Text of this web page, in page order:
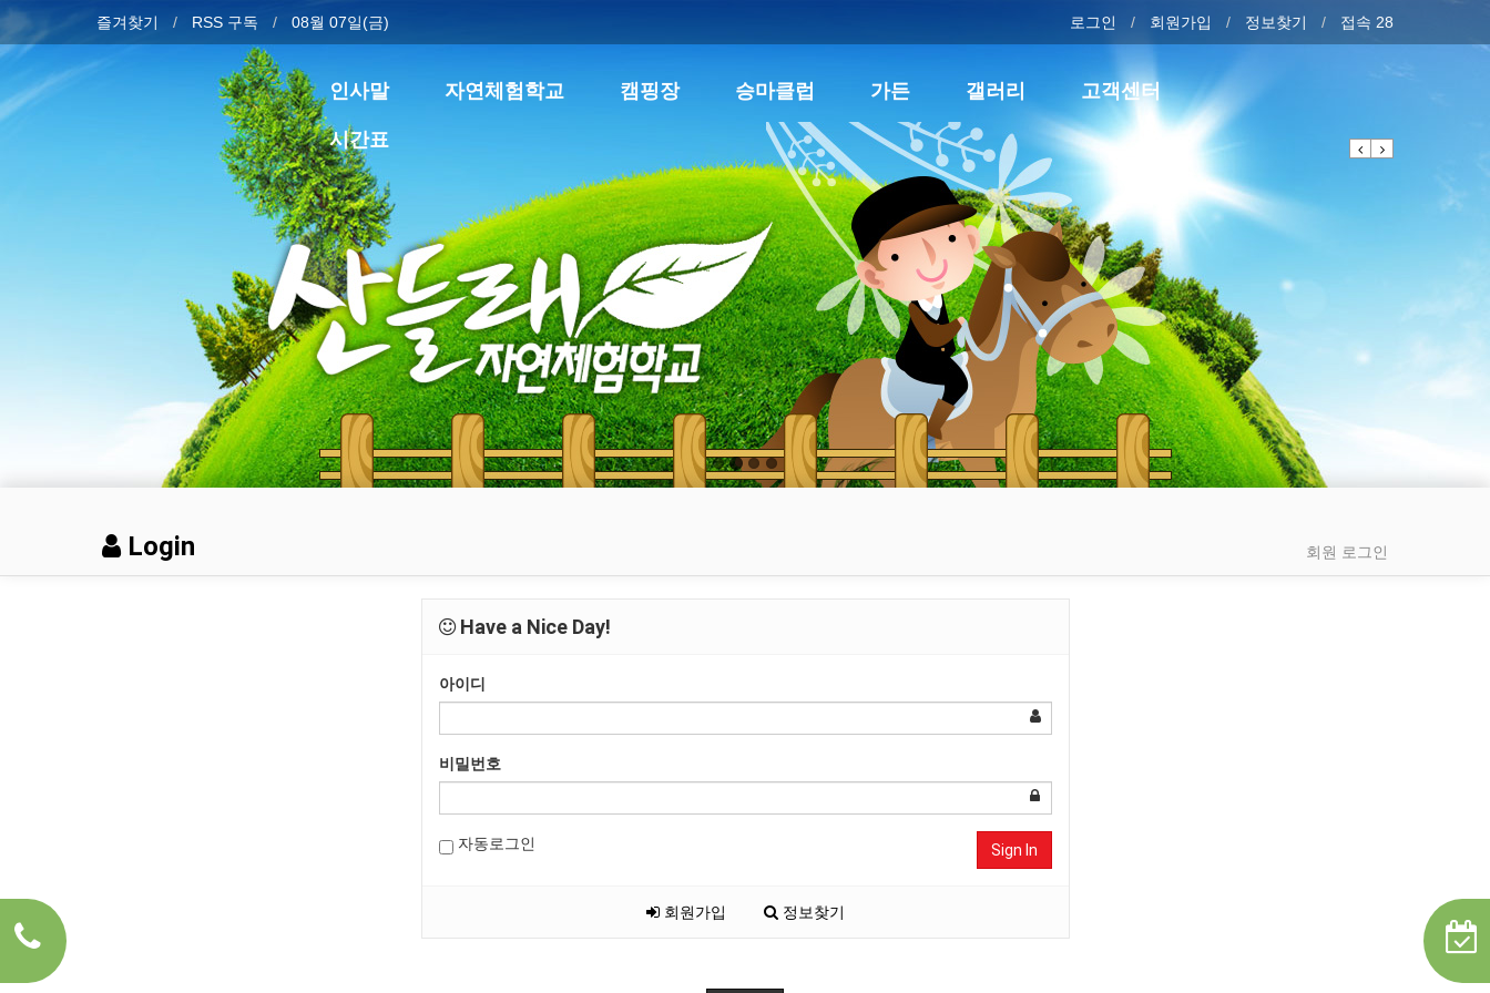
즐겨찾기 RSS 구독 08월 07일(금) 로그인 회원가입 정보찾기 접속 28
인사말 자연체험학교 캠핑장 승마클럽 가든 갤러리 고객센터
시간표 Previous
Next
Login 회원 로그인
Have a Nice Day!
아이디
비밀번호
자동로그인 Sign In
회원가입 정보찾기